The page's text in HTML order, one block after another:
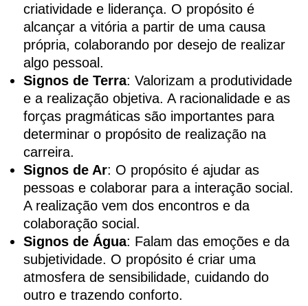
criatividade e liderança. O propósito é
alcançar a vitória a partir de uma causa
própria, colaborando por desejo de realizar
algo pessoal.
Signos de Terra: Valorizam a produtividade
e a realização objetiva. A racionalidade e as
forças pragmáticas são importantes para
determinar o propósito de realização na
carreira.
Signos de Ar: O propósito é ajudar as
pessoas e colaborar para a interação social.
A realização vem dos encontros e da
colaboração social.
Signos de Água: Falam das emoções e da
subjetividade. O propósito é criar uma
atmosfera de sensibilidade, cuidando do
outro e trazendo conforto.